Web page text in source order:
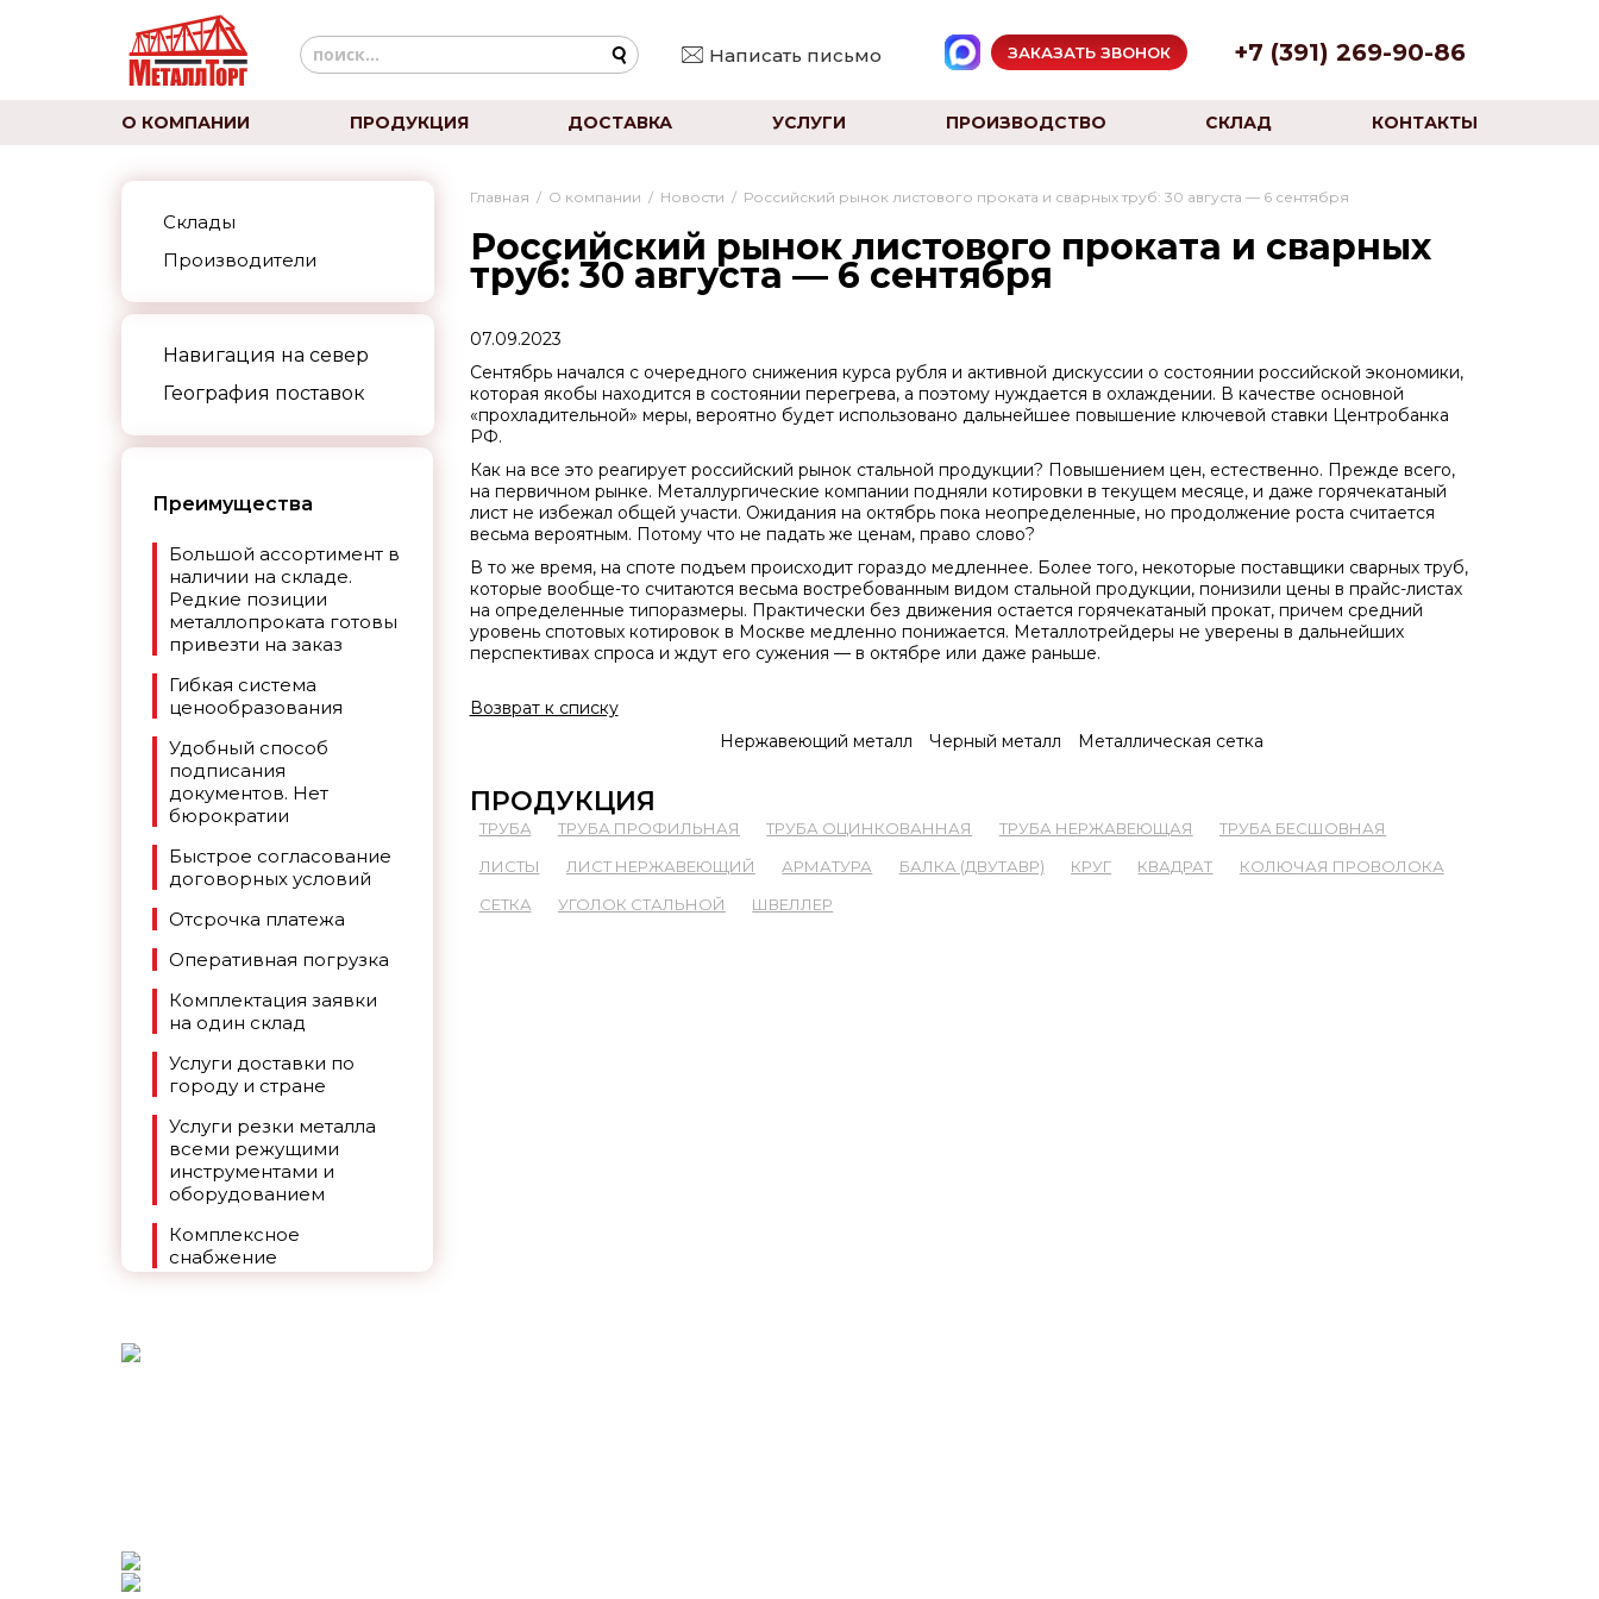
Написать письмо ЗАКАЗАТЬ ЗВОНОК +7 (391) 269-90-86
О КОМПАНИИ ПРОДУКЦИЯ ДОСТАВКА УСЛУГИ ПРОИЗВОДСТВО СКЛАД КОНТАКТЫ
Склады
Производители
Навигация на север
География поставок
Преимущества
Большой ассортимент в
наличии на складе.
Редкие позиции
металлопроката готовы
привезти на заказ
Гибкая система
ценообразования
Удобный способ
подписания
документов. Нет
бюрократии
Быстрое согласование
договорных условий
Отсрочка платежа
Оперативная погрузка
Комплектация заявки
на один склад
Услуги доставки по
городу и стране
Услуги резки металла
всеми режущими
инструментами и
оборудованием
Комплексное
снабжение
Главная / О компании / Новости / Российский рынок листового проката и сварных труб: 30 августа — 6 сентября
Российский рынок листового проката и сварных
труб: 30 августа — 6 сентября
07.09.2023
Сентябрь начался с очередного снижения курса рубля и активной дискуссии о состоянии российской экономики,
которая якобы находится в состоянии перегрева, а поэтому нуждается в охлаждении. В качестве основной
«прохладительной» меры, вероятно будет использовано дальнейшее повышение ключевой ставки Центробанка
РФ.
Как на все это реагирует российский рынок стальной продукции? Повышением цен, естественно. Прежде всего,
на первичном рынке. Металлургические компании подняли котировки в текущем месяце, и даже горячекатаный
лист не избежал общей участи. Ожидания на октябрь пока неопределенные, но продолжение роста считается
весьма вероятным. Потому что не падать же ценам, право слово?
В то же время, на споте подъем происходит гораздо медленнее. Более того, некоторые поставщики сварных труб,
которые вообще-то считаются весьма востребованным видом стальной продукции, понизили цены в прайс-листах
на определенные типоразмеры. Практически без движения остается горячекатаный прокат, причем средний
уровень спотовых котировок в Москве медленно понижается. Металлотрейдеры не уверены в дальнейших
перспективах спроса и ждут его сужения — в октябре или даже раньше.
Возврат к списку
Нержавеющий металл
Черный металл Металлическая сетка
ПРОДУКЦИЯ
ТРУБА ТРУБА ПРОФИЛЬНАЯ ТРУБА ОЦИНКОВАННАЯ ТРУБА НЕРЖАВЕЮЩАЯ
ТРУБА БЕСШОВНАЯ
ЛИСТЫ
ЛИСТ НЕРЖАВЕЮЩИЙ АРМАТУРА БАЛКА (ДВУТАВР) КРУГ КВАДРАТ
КОЛЮЧАЯ ПРОВОЛОКА
СЕТКА
УГОЛОК СТАЛЬНОЙ ШВЕЛЛЕР